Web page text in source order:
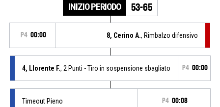
INIZIO PERIODO 53-65
P4 00:00 8, Cerino A., Rimbalzo difensivo
4, Llorente F., 2 Punti - Tiro in sospensione sbagliato P4 00:00
Timeout Pieno P4 00:08